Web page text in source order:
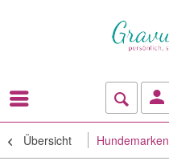
Übersicht Hundemarken